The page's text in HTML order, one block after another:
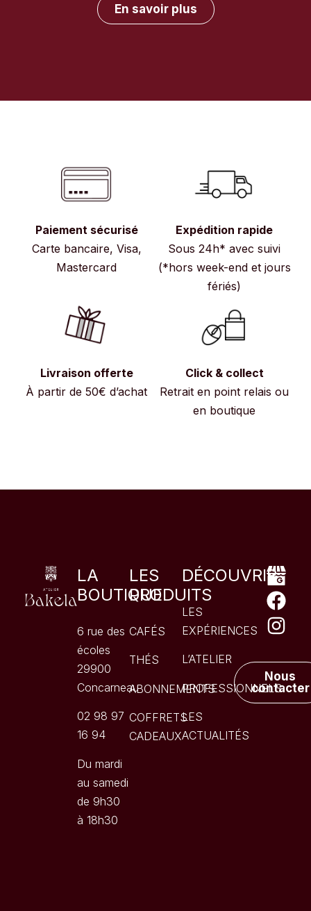
En savoir plus
Paiement sécurisé
Carte bancaire, Visa,
Mastercard
Expédition rapide
Sous 24h* avec suivi
(*hors week-end et jours
fériés)
Livraison offerte
À partir de 50€ d’achat
Click & collect
Retrait en point relais ou
en boutique
LA
BOUTIQUE
6 rue des
écoles
29900
Concarneau
02 98 97
16 94
Du mardi
au samedi
de 9h30
à 18h30
LES
PRODUITS
CAFÉS
THÉS
ABONNEMENTS
COFFRETS
CADEAUX
DÉCOUVRIR
LES
EXPÉRIENCES
L’ATELIER
PROFESSIONNELS
LES
ACTUALITÉS
Nous
contacter